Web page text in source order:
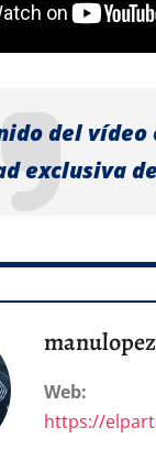
del vídeo
exclusiva
Web:
https://